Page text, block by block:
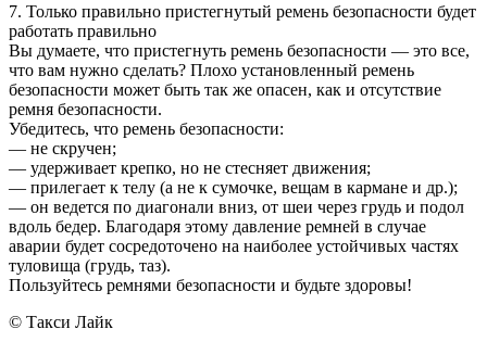
7. Только правильно пристегнутый ремень безопасности будет
работать правильно
Вы думаете, что пристегнуть ремень безопасности — это все,
что вам нужно сделать? Плохо установленный ремень
безопасности может быть так же опасен, как и отсутствие
ремня безопасности.
Убедитесь, что ремень безопасности:
— не скручен;
— удерживает крепко, но не стесняет движения;
— прилегает к телу (а не к сумочке, вещам в кармане и др.);
— он ведется по диагонали вниз, от шеи через грудь и подол
вдоль бедер. Благодаря этому давление ремней в случае
аварии будет сосредоточено на наиболее устойчивых частях
туловища (грудь, таз).
Пользуйтесь ремнями безопасности и будьте здоровы!
© Такси Лайк